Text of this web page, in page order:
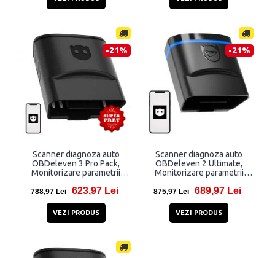
-21%
Scanner diagnoza auto
OBDeleven 3 Pro Pack,
Monitorizare parametrii
Negru
788,97 Lei 623,97 Lei
VEZI PRODUS
-21%
Scanner diagnoza auto
OBDeleven 2 Ultimate,
Monitorizare parametrii
defectiuni, Codificare VAG,
Negru
875,97 Lei 689,97 Lei
VEZI PRODUS